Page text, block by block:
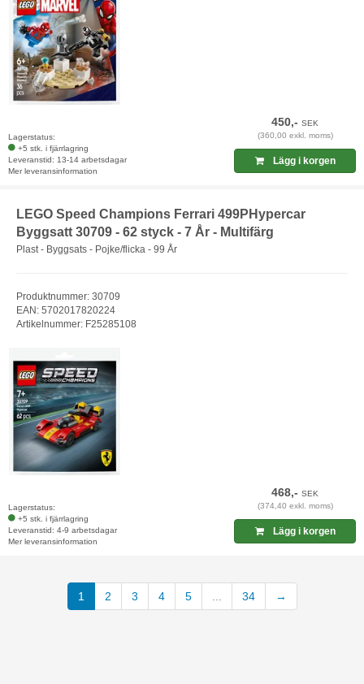
Lagerstatus:
+5 stk. i fjärrlagring
Leveranstid: 13-14 arbetsdagar
Mer leveransinformation
450,-SEK
(360,00 exkl. moms)
Lägg i korgen
LEGO Speed Champions Ferrari 499PHypercar
Byggsatt 30709 - 62 styck - 7 År - Multifärg
Plast - Byggsats - Pojke/flicka - 99 År
Produktnummer: 30709
EAN: 5702017820224
Artikelnummer: F25285108
Lagerstatus:
+5 stk. i fjärrlagring
Leveranstid: 4-9 arbetsdagar
Mer leveransinformation
468,-SEK
(374,40 exkl. moms)
Lägg i korgen
1 2 3 4 5 34 →